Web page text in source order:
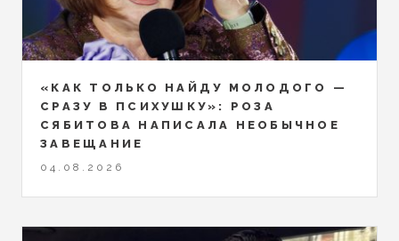
«КАК ТОЛЬКО НАЙДУ МОЛОДОГО —
СРАЗУ В ПСИХУШКУ»: РОЗА
СЯБИТОВА НАПИСАЛА НЕОБЫЧНОЕ
ЗАВЕЩАНИЕ
04.08.2026